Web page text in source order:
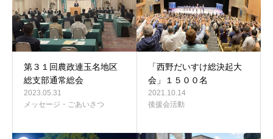
第３１回農政連玉名地区
総支部通常総会
2023.05.31
メッセージ・ごあいさつ
「西野だいすけ総決起大
会」１５００名
2021.10.14
後援会活動